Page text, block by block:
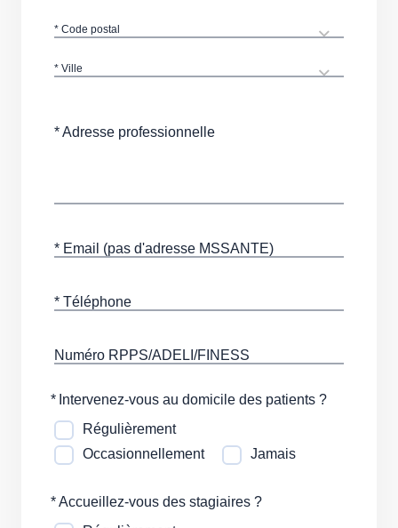
* Code postal
* Ville
* Adresse professionnelle
* Email (pas d'adresse MSSANTE)
* Téléphone
Numéro RPPS/ADELI/FINESS
* Intervenez-vous au domicile des patients ?
Régulièrement
Occasionnellement
Jamais
*Accueillez-vous des stagiaires ?